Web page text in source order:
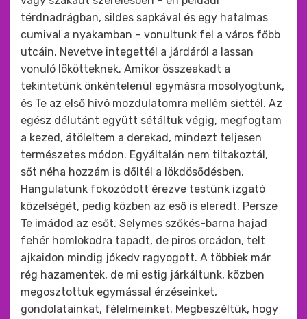
térdnadrágban, sildes sapkával és egy hatalmas
cumival a nyakamban – vonultunk fel a város főbb
utcáin. Nevetve integettél a járdáról a lassan
vonuló lökötteknek. Amikor összeakadt a
tekintetünk önkéntelenül egymásra mosolyogtunk,
és Te az első hívó mozdulatomra mellém siettél. Az
egész délutánt együtt sétáltuk végig, megfogtam
a kezed, átöleltem a derekad, mindezt teljesen
természetes módon. Egyáltalán nem tiltakoztál,
sőt néha hozzám is dőltél a lökdösődésben.
Hangulatunk fokozódott érezve testünk izgató
közelségét, pedig közben az eső is eleredt. Persze
Te imádod az esőt. Selymes szőkés-barna hajad
fehér homlokodra tapadt, de piros orcádon, telt
ajkaidon mindig jókedv ragyogott. A többiek már
rég hazamentek, de mi estig járkáltunk, közben
megosztottuk egymással érzéseinket,
gondolatainkat, félelmeinket. Megbeszéltük, hogy